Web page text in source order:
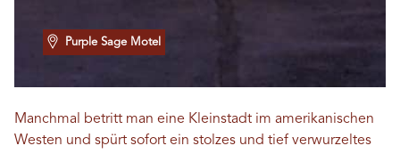
Purple Sage Motel
Manchmal betritt man eine Kleinstadt im amerikanischen
Westen und spürt sofort ein stolzes und tief verwurzeltes